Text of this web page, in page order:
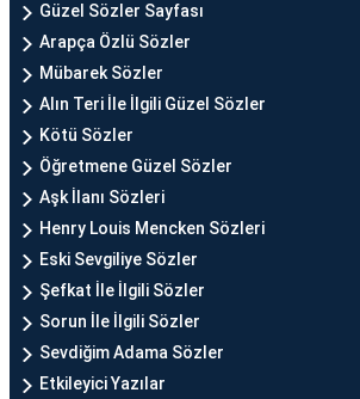
Güzel Sözler Sayfası
Arapça Özlü Sözler
Mübarek Sözler
Alın Teri İle İlgili Güzel Sözler
Kötü Sözler
Öğretmene Güzel Sözler
Aşk İlanı Sözleri
Henry Louis Mencken Sözleri
Eski Sevgiliye Sözler
Şefkat İle İlgili Sözler
Sorun İle İlgili Sözler
Sevdiğim Adama Sözler
Etkileyici Yazılar